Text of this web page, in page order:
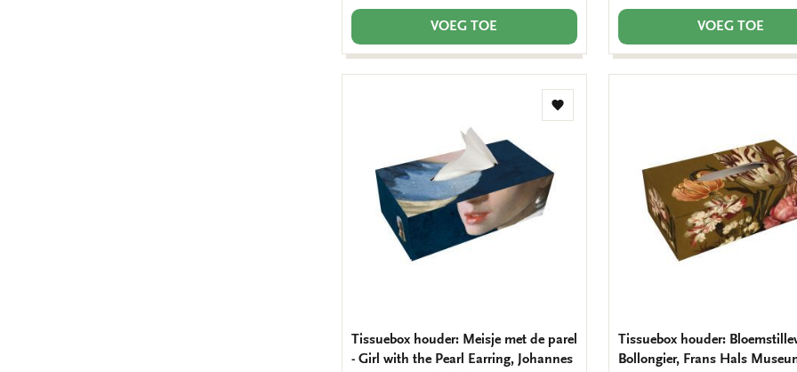
VOEG TOE VOEG TOE
Toevoegen
Tissuebox houder: Meisje met de parel
- Girl with the Pearl Earring, Johannes
Tissuebox houder:
Bollongier, Frans Hals